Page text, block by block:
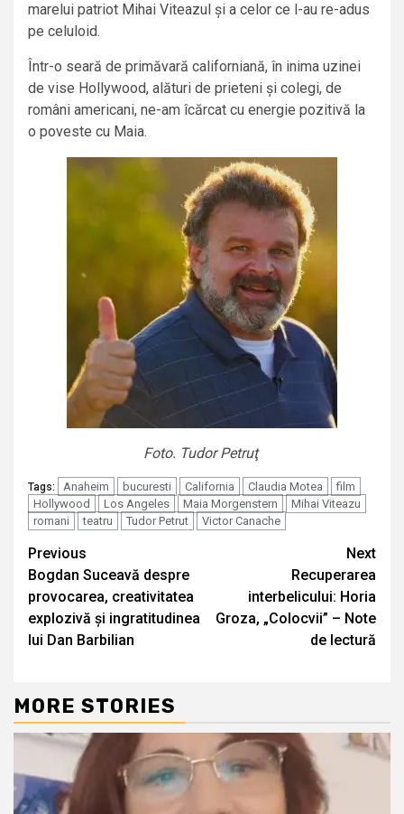
marelui patriot Mihai Viteazul și a celor ce l-au re-adus
pe celuloid.
Într-o seară de primăvară californiană, în inima uzinei
de vise Hollywood, alături de prieteni și colegi, de
români americani, ne-am îcărcat cu energie pozitivă la
o poveste cu Maia.
Foto. Tudor Petruţ
Tags: Anaheim bucuresti California Claudia Motea
film
Hollywood
Los Angeles Maia Morgenstern
Mihai Viteazu
romani
teatru Tudor Petrut Victor Canache
Continue
Reading
Previous
Bogdan Suceavă despre
provocarea, creativitatea
explozivă și ingratitudinea
lui Dan Barbilian
Next
Recuperarea
interbelicului: Horia
Groza, „Colocvii” – Note
de lectură
MORE STORIES